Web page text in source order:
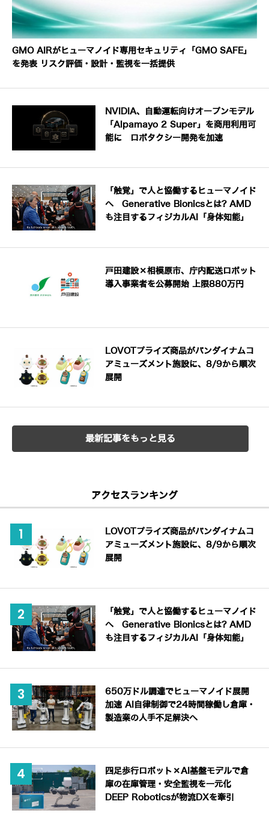
GMO AIRがヒューマノイド専用セキュリティ「GMO SAFE」
を発表 リスク評価・設計・監視を一括提供
NVIDIA、自動運転向けオープンモデル
「Alpamayo 2 Super」を商用利用可
能に ロボタクシー開発を加速
「触覚」で人と協働するヒューマノイド
へ Generative Bionicsとは? AMD
も注目するフィジカルAI「身体知能」
戸田建設×相模原市、庁内配送ロボット
導入事業者を公募開始 上限880万円
LOVOTプライズ商品がバンダイナムコ
アミューズメント施設に、8/9から順次
展開
最新記事をもっと見る
アクセスランキング
LOVOTプライズ商品がバンダイナムコ
アミューズメント施設に、8/9から順次
展開
「触覚」で人と協働するヒューマノイド
へ Generative Bionicsとは? AMD
も注目するフィジカルAI「身体知能」
650万ドル調達でヒューマノイド展開
加速 AI自律制御で24時間稼働し倉庫・
製造業の人手不足解決へ
四足歩行ロボット×AI基盤モデルで倉
庫の在庫管理・安全監視を一元化
DEEP Roboticsが物流DXを牽引